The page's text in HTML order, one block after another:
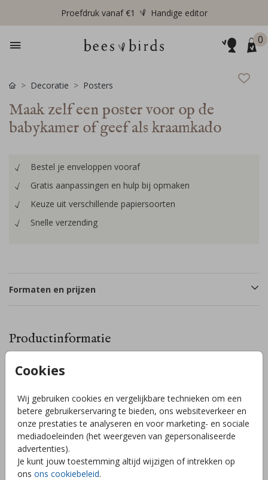
Proefdruk vanaf €1 Handige editor
0
Cookies
Wij gebruiken cookies en vergelijkbare technieken om een
betere gebruikerservaring te bieden, ons websiteverkeer en
onze prestaties te analyseren en voor marketing- en sociale
mediadoeleinden (het weergeven van gepersonaliseerde
advertenties).
Je kunt jouw toestemming altijd wijzigen of intrekken op
ons ons cookiebeleid.
Decoratie Posters
Maak zelf een poster voor op de
babykamer of geef als kraamkado
Bestel je enveloppen vooraf
Gratis aanpassingen en hulp bij opmaken
Keuze uit verschillende papiersoorten
Snelle verzending
Formaten en prijzen
Productinformatie
Omschrijving
kraamkado. Kom je er niet uit of heb je een vraag? Stuur mij
een berichtje, ik help je graag!
Collectie
Posters